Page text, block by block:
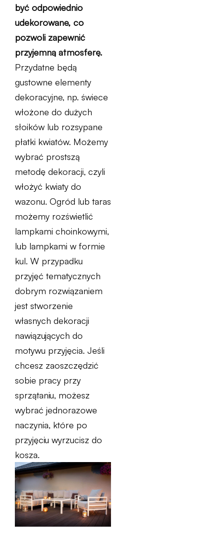
być odpowiednio
udekorowane, co
pozwoli zapewnić
przyjemną atmosferę.
Przydatne będą
gustowne elementy
dekoracyjne, np. świece
włożone do dużych
słoików lub rozsypane
płatki kwiatów. Możemy
wybrać prostszą
metodę dekoracji, czyli
włożyć kwiaty do
wazonu. Ogród lub taras
możemy rozświetlić
lampkami choinkowymi,
lub lampkami w formie
kul. W przypadku
przyjęć tematycznych
dobrym rozwiązaniem
jest stworzenie
własnych dekoracji
nawiązujących do
motywu przyjęcia. Jeśli
chcesz zaoszczędzić
sobie pracy przy
sprzątaniu, możesz
wybrać jednorazowe
naczynia, które po
przyjęciu wyrzucisz do
kosza.